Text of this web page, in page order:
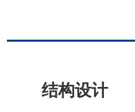
结构设计